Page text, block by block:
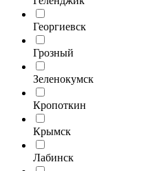
Георгиевск
Грозный
Зеленокумск
Кропоткин
Крымск
Лабинск